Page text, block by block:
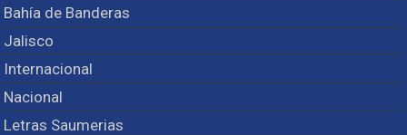
Bahía de Banderas
Jalisco
Internacional
Nacional
Letras Saumerias